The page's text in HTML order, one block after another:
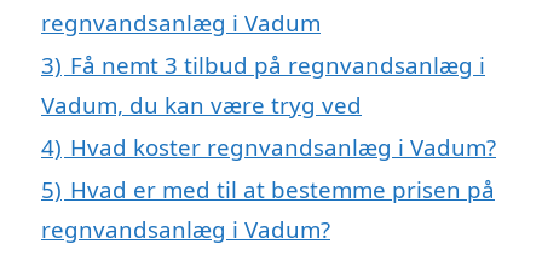
regnvandsanlæg i Vadum
3) Få nemt 3 tilbud på regnvandsanlæg i
Vadum, du kan være tryg ved
4) Hvad koster regnvandsanlæg i Vadum?
5) Hvad er med til at bestemme prisen på
regnvandsanlæg i Vadum?